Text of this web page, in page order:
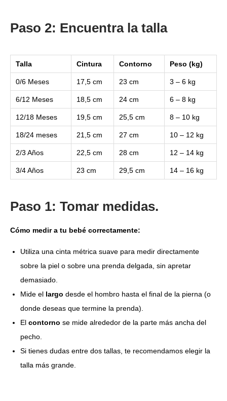
Paso 2: Encuentra la talla
Talla Cintura Contorno Peso (kg)
0/6 Meses 17,5 cm 23 cm 3 – 6 kg
6/12 Meses 18,5 cm 24 cm 6 – 8 kg
12/18 Meses 19,5 cm 25,5 cm 8 – 10 kg
18/24 meses 21,5 cm 27 cm 10 – 12 kg
2/3 Años 22,5 cm 28 cm 12 – 14 kg
3/4 Años 23 cm 29,5 cm 14 – 16 kg
Paso 1: Tomar medidas.
Cómo medir a tu bebé correctamente:
Utiliza una cinta métrica suave para medir directamente
sobre la piel o sobre una prenda delgada, sin apretar
demasiado.
Mide el largo desde el hombro hasta el final de la pierna (o
donde deseas que termine la prenda).
El contorno se mide alrededor de la parte más ancha del
pecho.
Si tienes dudas entre dos tallas, te recomendamos elegir la
talla más grande.